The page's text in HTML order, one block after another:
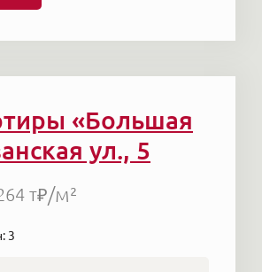
«Большая
ул., 5
т₽/м²
3